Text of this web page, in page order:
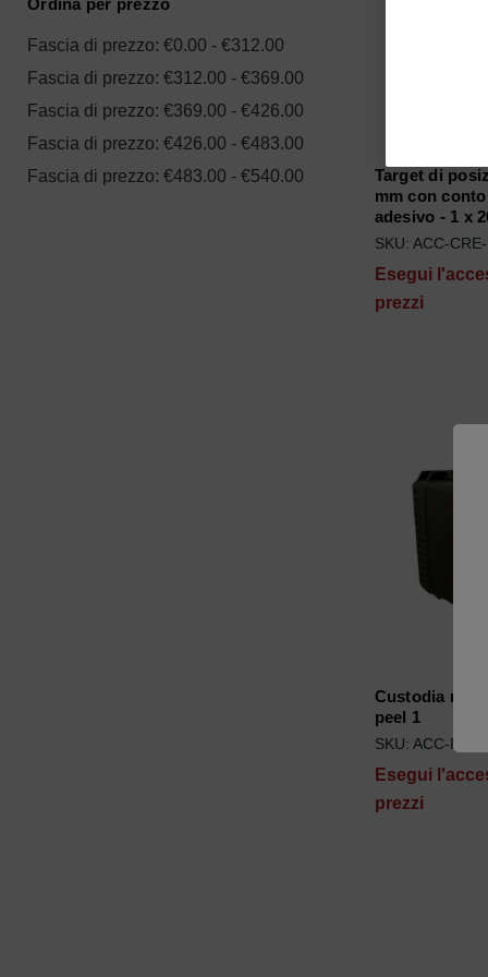
Ordina per prezzo
Fascia di prezzo: €0.00 - €312.00
Fascia di prezzo: €312.00 - €369.00
Fascia di prezzo: €369.00 - €426.00
Fascia di prezzo: €426.00 - €483.00
Fascia di prezzo: €483.00 - €540.00
Target di
mm con
adesivo - 1 x
SKU: ACC-
Esegui
prezzi
Custodia
peel 1
SKU: ACC-P3D-
Esegui
prezzi